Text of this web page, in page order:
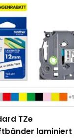
TZe
laminiert